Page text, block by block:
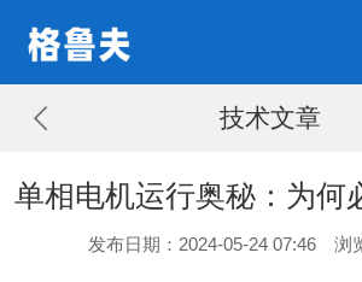
技术文章
单相电机运行奥秘：为何
发布日期：2024-05-24 07:46 浏